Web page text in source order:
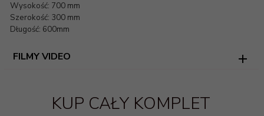
Wysokość: 700 mm
Szerokość: 300 mm
Długość: 600mm
FILMY VIDEO
KUP CAŁY KOMPLET